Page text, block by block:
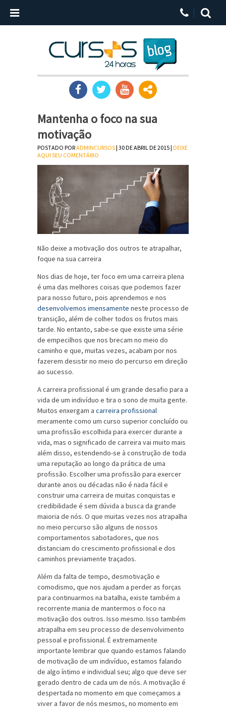
Mantenha o foco na sua
motivação
POSTADO PORADMINCURSOS| 30 DE ABRIL DE 2015 | DEIXE
AQUI SEU COMENTÁRIO
Não deixe a motivação dos outros te atrapalhar,
foque na sua carreira
Nos dias de hoje, ter foco em uma carreira plena
é uma das melhores coisas que podemos fazer
para nosso futuro, pois aprendemos e nos
desenvolvemos imensamente neste processo de
transição, além de colher todos os frutos mais
tarde. No entanto, sabe-se que existe uma série
de empecilhos que nos brecam no meio do
caminho e que, muitas vezes, acabam por nos
fazerem desistir no meio do percurso em direção
ao sucesso.
A carreira profissional é um grande desafio para a
vida de um indivíduo e tira o sono de muita gente.
Muitos enxergam a carreira profissional
meramente como um curso superior concluído ou
uma profissão escolhida para exercer durante a
vida, mas o significado de carreira vai muito mais
além disso, estendendo-se à construção de toda
uma reputação ao longo da prática de uma
profissão. Escolher uma profissão para exercer
durante anos ou décadas não é nada fácil e
construir uma carreira de muitas conquistas e
credibilidade é sem dúvida a busca da grande
maioria de nós. O que muitas vezes nos atrapalha
no meio percurso são alguns de nossos
comportamentos sabotadores, que nos
distanciam do crescimento profissional e dos
caminhos previamente traçados.
Além da falta de tempo, desmotivação e
comodismo, que nos ajudam a perder as forças
para continuarmos na batalha, existe também a
recorrente mania de mantermos o foco na
motivação dos outros. Isso mesmo. Isso também
atrapalha em seu processo de desenvolvimento
pessoal e profissional. É extremamente
importante lembrar que quando estamos falando
de motivação de um indivíduo, estamos falando
de algo íntimo e individual seu; algo que deve ser
gerado dentro de cada um de nós. A motivação é
despertada no momento em que começamos a
viver a favor de nós mesmos, no momento em